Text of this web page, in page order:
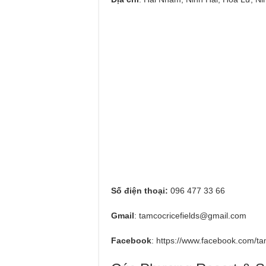
Số điện thoại: 096 477 33 66
Gmail: tamcocricefields@gmail.com
Facebook: https://www.facebook.com/